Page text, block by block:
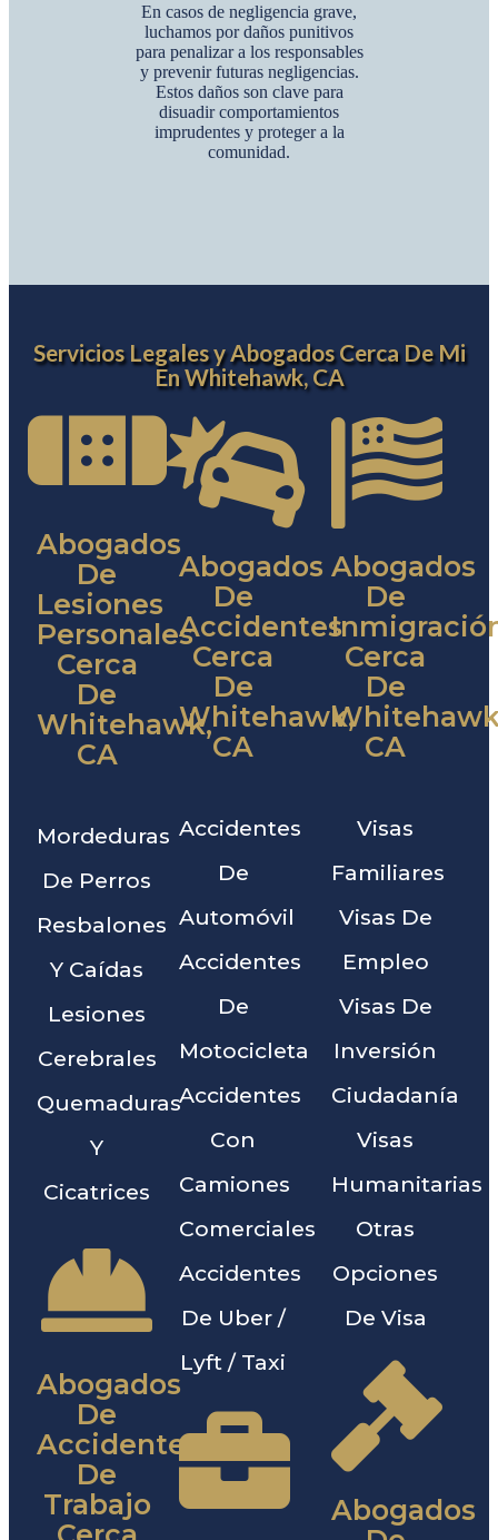
En casos de negligencia grave,
luchamos por daños punitivos
para penalizar a los responsables
y prevenir futuras negligencias.
Estos daños son clave para
disuadir comportamientos
imprudentes y proteger a la
comunidad.
Servicios Legales y Abogados Cerca De Mi
En Whitehawk, CA
Abogados
De
Lesiones
Personales
Cerca
De
Whitehawk,
CA
Mordeduras
De Perros
Resbalones
Y Caídas
Lesiones
Cerebrales
Quemaduras
Y
Cicatrices
Abogados
De
Accidentes
De
Trabajo
Abogados
De
Accidentes
Cerca
De
Whitehawk,
CA
Accidentes
De
Automóvil
Accidentes
De
Motocicleta
Accidentes
Con
Camiones
Comerciales
Accidentes
De Uber /
Lyft / Taxi
Abogados
De
Cerca
De
CA
Visas
Familiares
Visas De
Empleo
Visas De
Inversión
Ciudadanía
Visas
Humanitarias
Otras
Opciones
De Visa
Abogados